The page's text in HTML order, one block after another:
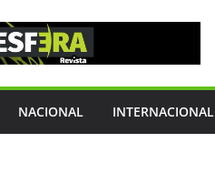
NACIONAL INTERNACIONAL